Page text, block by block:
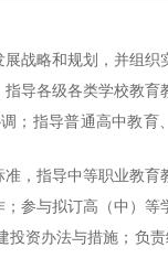
战略和规划，并组织
导各级各类学校教
；指导普通高中教
，指导中等职业教育
参与拟订高（中）
资办法与措施；